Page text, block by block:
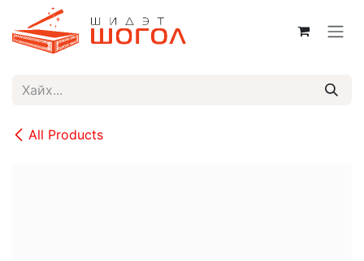
Skip to Content
All Products